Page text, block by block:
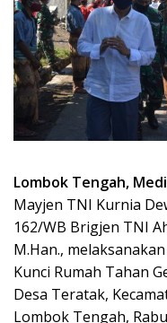
Lombok Tengah,
Mayjen TNI Kurnia
162/WB Brigjen TNI
M.Han.,
Kunci Rumah Tahan
Desa Teratak,
Lombok Tengah,